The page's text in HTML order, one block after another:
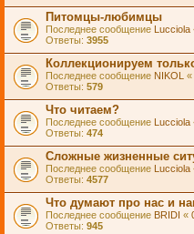
Питомцы-любимцы
Последнее сообщение Lucciola
Ответы: 3955
Коллекционируем
Последнее сообщение NIKOL «
Ответы: 579
Что читаем?
Последнее сообщение Lucciola
Ответы: 474
Сложные жизненные
Последнее сообщение Lucciola
Ответы: 4577
Что думают про нас и
Последнее сообщение BRIDI «
Ответы: 945